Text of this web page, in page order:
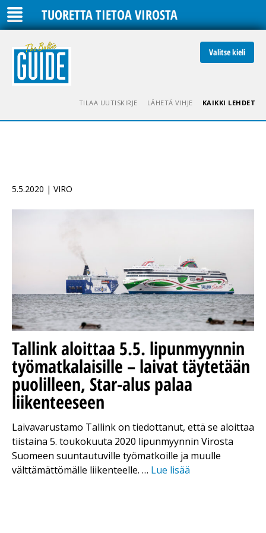
TUORETTA TIETOA VIROSTA
Valitse kieli
TILAA UUTISKIRJE LÄHETÄ VIHJE KAIKKI LEHDET
5.5.2020 | VIRO
Tallink aloittaa 5.5. lipunmyynnin
työmatkalaisille – laivat täytetään
puolilleen, Star-alus palaa
liikenteeseen
Laivavarustamo Tallink on tiedottanut, että se aloittaa
tiistaina 5. toukokuuta 2020 lipunmyynnin Virosta
Suomeen suuntautuville työmatkoille ja muulle
välttämättömälle liikenteelle. … Lue lisää